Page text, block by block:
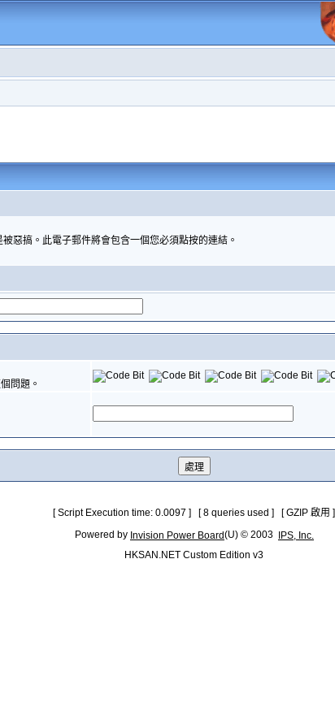
惡搞。此電子郵件將會包含一個您必須點按的連結。
問題。
[ Script Execution time: 0.0097 ] [ 8 queries used ] [ GZIP 啟用 ]
Powered by Invision Power Board(U) © 2003
IPS, Inc.
HKSAN.NET Custom Edition v3